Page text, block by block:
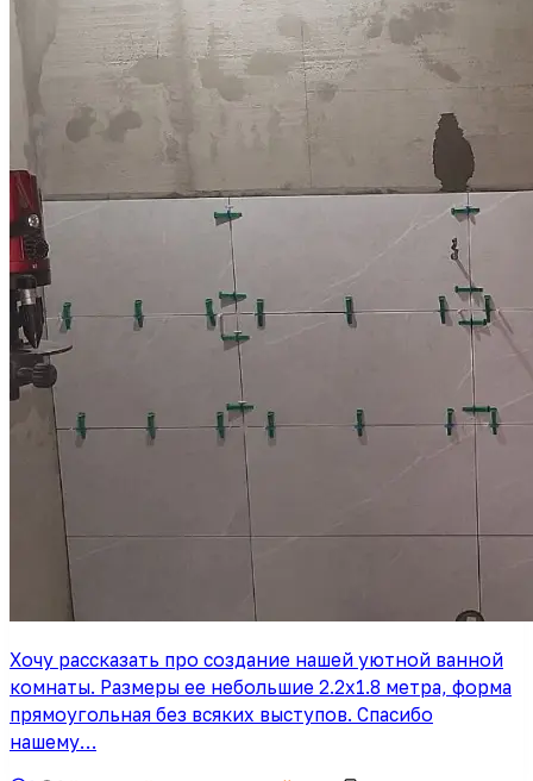
Хочу рассказать про создание нашей уютной ванной
комнаты. Размеры ее небольшие 2.2х1.8 метра, форма
прямоугольная без всяких выступов. Спасибо
нашему…